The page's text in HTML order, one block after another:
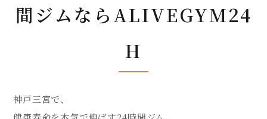
間ジムならALIVEGYM24
H
神戸三宮で、